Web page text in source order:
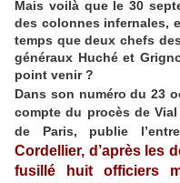
Mais voilà que le 30
des colonnes infernales,
temps que deux chefs
généraux Huché et
point venir ?
Dans son numéro du 23
compte du procès de
de Paris, publie
Cordellier, d’après les
fusillé huit officiers